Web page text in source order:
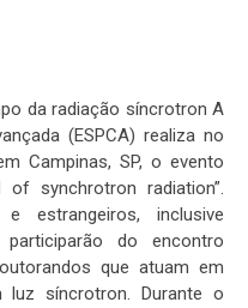
da radiação síncrotron A
(ESPCA) realiza no
Campinas, SP, o evento
synchrotron radiation”.
estrangeiros, inclusive
do encontro
que atuam em
luz síncrotron. Durante o